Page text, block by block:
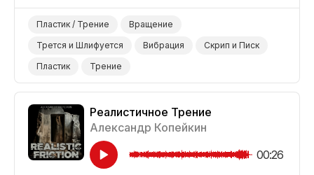
Пластик / Трение
Вращение
Трется и Шлифуется
Вибрация
Скрип и Писк
Пластик
Трение
Реалистичное Трение
Александр Копейкин
00:26